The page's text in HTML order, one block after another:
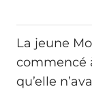
La jeune
commencé
qu’elle